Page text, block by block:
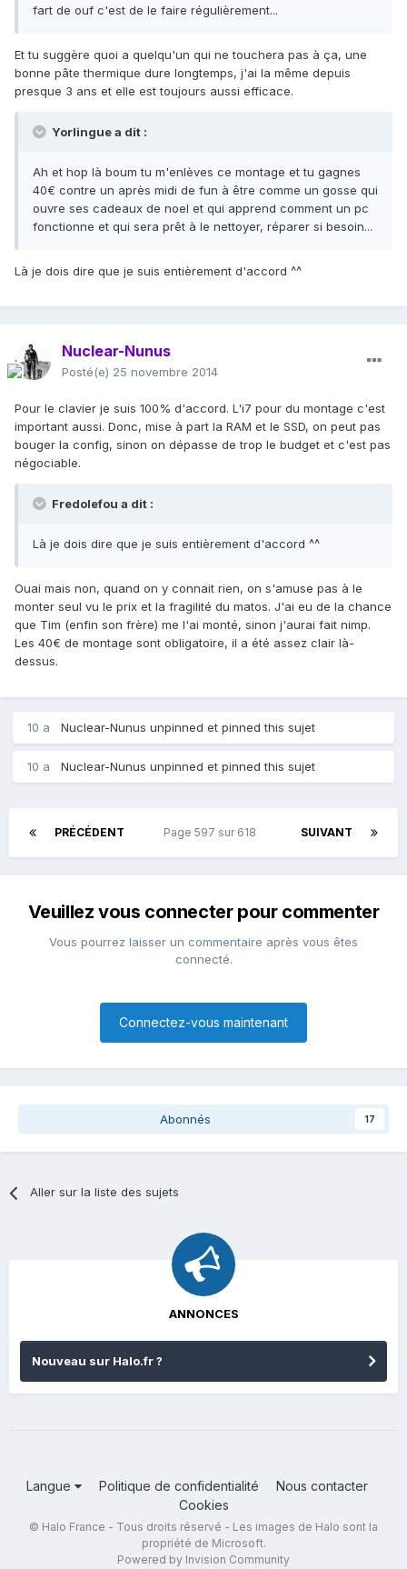
fart de ouf c'est de le faire régulièrement...
Et tu suggère quoi a quelqu'un qui ne touchera pas à ça, une
bonne pâte thermique dure longtemps, j'ai la même depuis
presque 3 ans et elle est toujours aussi efficace.
Yorlingue a dit :
Ah et hop là boum tu m'enlèves ce montage et tu gagnes
40€ contre un après midi de fun à être comme un gosse qui
ouvre ses cadeaux de noel et qui apprend comment un pc
fonctionne et qui sera prêt à le nettoyer, réparer si besoin...
Là je dois dire que je suis entièrement d'accord ^^
Nuclear-Nunus
Posté(e) 25 novembre 2014
Pour le clavier je suis 100% d'accord. L'i7 pour du montage c'est
important aussi. Donc, mise à part la RAM et le SSD, on peut pas
bouger la config, sinon on dépasse de trop le budget et c'est pas
négociable.
Fredolefou a dit :
Là je dois dire que je suis entièrement d'accord ^^
Ouai mais non, quand on y connait rien, on s'amuse pas à le
monter seul vu le prix et la fragilité du matos. J'ai eu de la chance
que Tim (enfin son frère) me l'ai monté, sinon j'aurai fait nimp.
Les 40€ de montage sont obligatoire, il a été assez clair là-
dessus.
10 a Nuclear-Nunus unpinned et pinned this sujet
10 a Nuclear-Nunus unpinned et pinned this sujet
PRÉCÉDENT SUIVANT
Page 597 sur 618
Veuillez vous connecter pour commenter
Vous pourrez laisser un commentaire après vous êtes
connecté.
Connectez-vous maintenant
Abonnés 17
Aller sur la liste des sujets
ANNONCES
Nouveau sur Halo.fr ?
Langue Politique de confidentialité
Nous contacter
Cookies
© Halo France - Tous droits réservé - Les images de Halo sont la
propriété de Microsoft.
Powered by Invision Community